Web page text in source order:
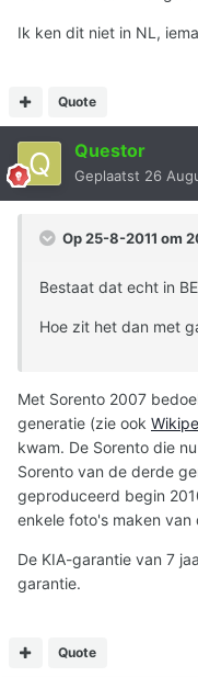
Ik ken dit niet in NL,
Quote
Questor
Geplaatst 26
Op 25-8-2011 om
Bestaat dat echt in BE
Hoe zit het dan met
Met Sorento 2007
generatie (zie ook
kwam. De Sorento die
Sorento van de derde
geproduceerd begin
enkele foto's maken
De KIA-garantie van 7
garantie.
Quote